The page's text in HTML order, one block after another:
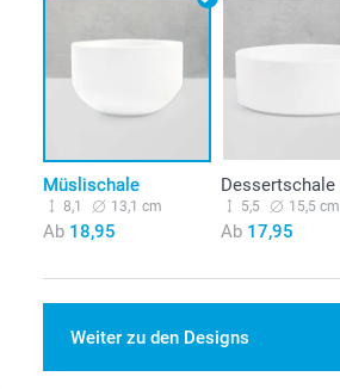
Müslischale
8,1 13,1 cm
Ab 18,95
Dessertschale
5,5 15,5 cm
Ab 17,95
Weiter zu den Designs